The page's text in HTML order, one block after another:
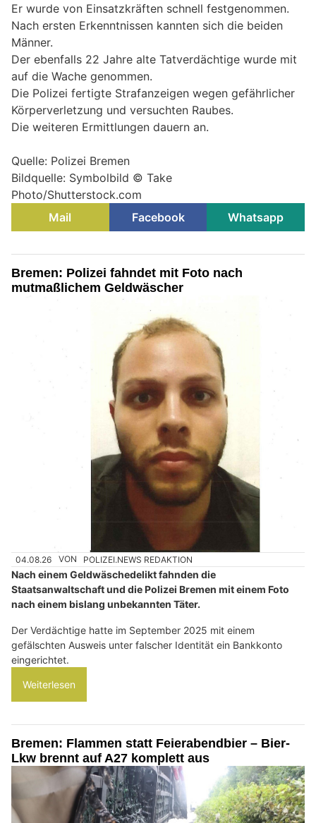
Er wurde von Einsatzkräften schnell festgenommen.
Nach ersten Erkenntnissen kannten sich die beiden
Männer.
Der ebenfalls 22 Jahre alte Tatverdächtige wurde mit
auf die Wache genommen.
Die Polizei fertigte Strafanzeigen wegen gefährlicher
Körperverletzung und versuchten Raubes.
Die weiteren Ermittlungen dauern an.
Quelle: Polizei Bremen
Bildquelle: Symbolbild © Take
Photo/Shutterstock.com
Mail
Facebook Whatsapp
Bremen: Polizei fahndet mit Foto nach
mutmaßlichem Geldwäscher
04.08.26 VON POLIZEI.NEWS REDAKTION
Nach einem Geldwäschedelikt fahnden die
Staatsanwaltschaft und die Polizei Bremen mit einem Foto
nach einem bislang unbekannten Täter.
Der Verdächtige hatte im September 2025 mit einem
gefälschten Ausweis unter falscher Identität ein Bankkonto
eingerichtet.
Weiterlesen
Bremen: Flammen statt Feierabendbier – Bier-
Lkw brennt auf A27 komplett aus